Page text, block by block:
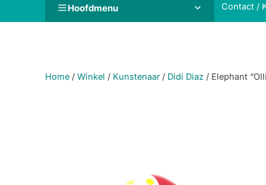
Hoofdmenu Contact /
Home / Winkel / Kunstenaar / Didi Diaz / Elephant